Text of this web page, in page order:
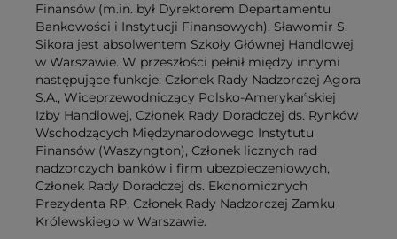
Finansów (m.in. był Dyrektorem Departamentu
Bankowości i Instytucji Finansowych). Sławomir S.
Sikora jest absolwentem Szkoły Głównej Handlowej
w Warszawie. W przeszłości pełnił między innymi
następujące funkcje: Członek Rady Nadzorczej Agora
S.A., Wiceprzewodniczący Polsko-Amerykańskiej
Izby Handlowej, Członek Rady Doradczej ds. Rynków
Wschodzących Międzynarodowego Instytutu
Finansów (Waszyngton), Członek licznych rad
nadzorczych banków i firm ubezpieczeniowych,
Członek Rady Doradczej ds. Ekonomicznych
Prezydenta RP, Członek Rady Nadzorczej Zamku
Królewskiego w Warszawie.